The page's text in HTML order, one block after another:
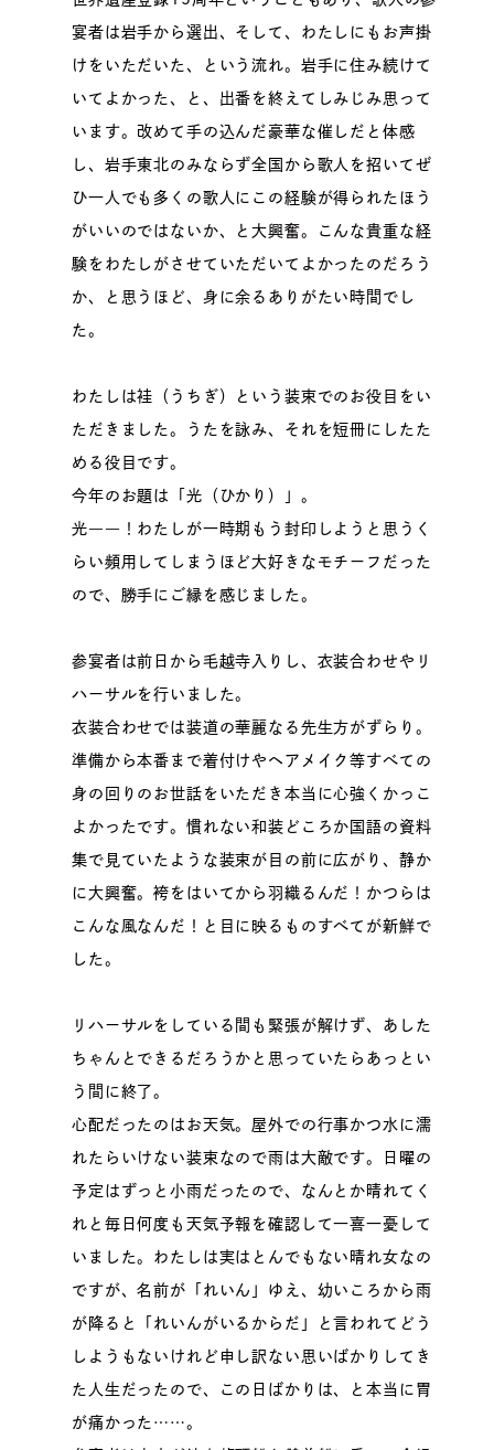
宴者は岩手から選出、そして、わたしにもお声掛
けをいただいた、という流れ。岩手に住み続けて
いてよかった、と、出番を終えてしみじみ思って
います。改めて手の込んだ豪華な催しだと体感
し、岩手東北のみならず全国から歌人を招いてぜ
ひ一人でも多くの歌人にこの経験が得られたほう
がいいのではないか、と大興奮。こんな貴重な経
験をわたしがさせていただいてよかったのだろう
か、と思うほど、身に余るありがたい時間でし
た。
わたしは袿（うちぎ）という装束でのお役目をい
ただきました。うたを詠み、それを短冊にしたた
める役目です。
今年のお題は「光（ひかり）」。
光――！わたしが一時期もう封印しようと思うく
らい頻用してしまうほど大好きなモチーフだった
ので、勝手にご縁を感じました。
参宴者は前日から毛越寺入りし、衣装合わせやリ
ハーサルを行いました。
衣装合わせでは装道の華麗なる先生方がずらり。
準備から本番まで着付けやヘアメイク等すべての
身の回りのお世話をいただき本当に心強くかっこ
よかったです。慣れない和装どころか国語の資料
集で見ていたような装束が目の前に広がり、静か
に大興奮。袴をはいてから羽織るんだ！かつらは
こんな風なんだ！と目に映るものすべてが新鮮で
した。
リハーサルをしている間も緊張が解けず、あした
ちゃんとできるだろうかと思っていたらあっとい
う間に終了。
心配だったのはお天気。屋外での行事かつ水に濡
れたらいけない装束なので雨は大敵です。日曜の
予定はずっと小雨だったので、なんとか晴れてく
れと毎日何度も天気予報を確認して一喜一憂して
いました。わたしは実はとんでもない晴れ女なの
ですが、名前が「れいん」ゆえ、幼いころから雨
が降ると「れいんがいるからだ」と言われてどう
しようもないけれど申し訳ない思いばかりしてき
た人生だったので、この日ばかりは、と本当に胃
が痛かった……。